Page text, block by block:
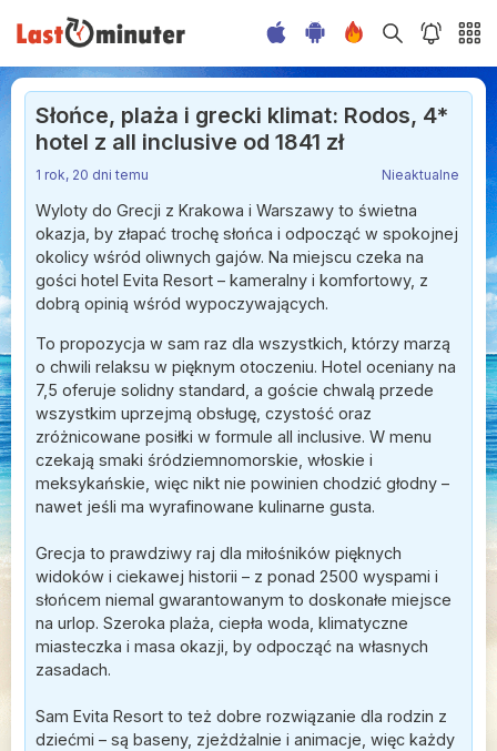
Słońce, plaża i grecki klimat: Rodos, 4*
hotel z all inclusive od 1841 zł
1 rok, 20 dni temu Nieaktualne
Wyloty do Grecji z Krakowa i Warszawy to świetna
okazja, by złapać trochę słońca i odpocząć w spokojnej
okolicy wśród oliwnych gajów. Na miejscu czeka na
gości hotel Evita Resort – kameralny i komfortowy, z
dobrą opinią wśród wypoczywających.
To propozycja w sam raz dla wszystkich, którzy marzą
o chwili relaksu w pięknym otoczeniu. Hotel oceniany na
7,5 oferuje solidny standard, a goście chwalą przede
wszystkim uprzejmą obsługę, czystość oraz
zróżnicowane posiłki w formule all inclusive. W menu
czekają smaki śródziemnomorskie, włoskie i
meksykańskie, więc nikt nie powinien chodzić głodny –
nawet jeśli ma wyrafinowane kulinarne gusta.
Grecja to prawdziwy raj dla miłośników pięknych
widoków i ciekawej historii – z ponad 2500 wyspami i
słońcem niemal gwarantowanym to doskonałe miejsce
na urlop. Szeroka plaża, ciepła woda, klimatyczne
miasteczka i masa okazji, by odpocząć na własnych
zasadach.
Sam Evita Resort to też dobre rozwiązanie dla rodzin z
dziećmi – są baseny, zjeżdżalnie i animacje, więc każdy